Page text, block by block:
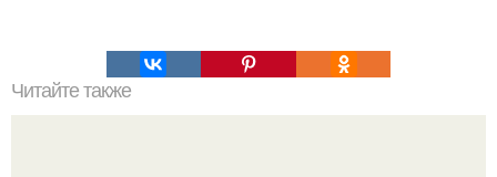
Читайте также